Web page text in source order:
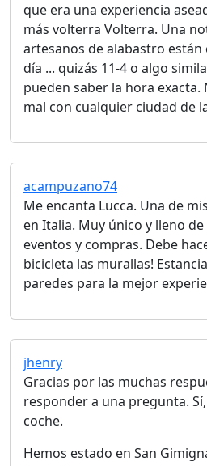
que era una experiencia
más volterra Volterra. Una
artesanos de alabastro
día ... quizás 11-4 o algo
pueden saber la hora
mal con cualquier ciudad de
acampuzano74
Me encanta Lucca. Una de
en Italia. Muy único y lleno
eventos y compras. Debe
bicicleta las murallas!
paredes para la mejor
jhenry
Gracias por las muchas
responder a una pregunta.
coche.
Hemos estado en San